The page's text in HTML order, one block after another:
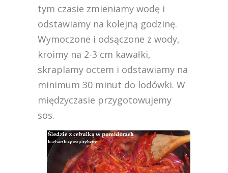
tym czasie zmieniamy wodę i
odstawiamy na kolejną godzinę.
Wymoczone i odsączone z wody,
kroimy na 2-3 cm kawałki,
skraplamy octem i odstawiamy na
minimum 30 minut do lodówki. W
międzyczasie przygotowujemy
sos.